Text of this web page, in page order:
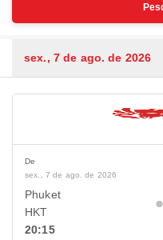
sex., 7 de ago. de 2026
De
sex., 7 de ago. de 2026
Phuket
HKT
20:15